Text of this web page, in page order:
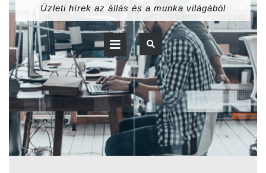
Üzleti hírek az állás és a munka világából
Open
Button